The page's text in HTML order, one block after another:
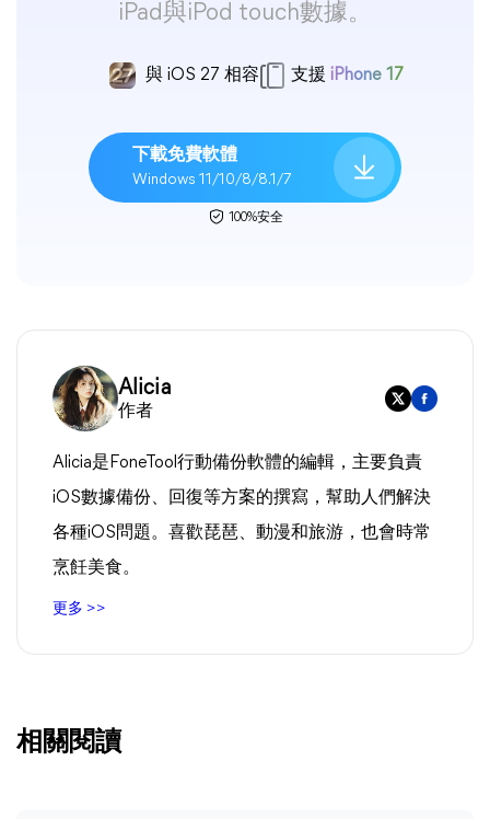
iPad與iPod touch數據。
與 iOS 27 相容 支援 iPhone 17
下載免費軟體
Windows 11/10/8/8.1/7
100%安全
Alicia
作者
Alicia是FoneTool行動備份軟體的編輯，主要負責
iOS數據備份、回復等方案的撰寫，幫助人們解決
各種iOS問題。喜歡琵琶、動漫和旅游，也會時常
烹飪美食。
更多 >>
相關閱讀